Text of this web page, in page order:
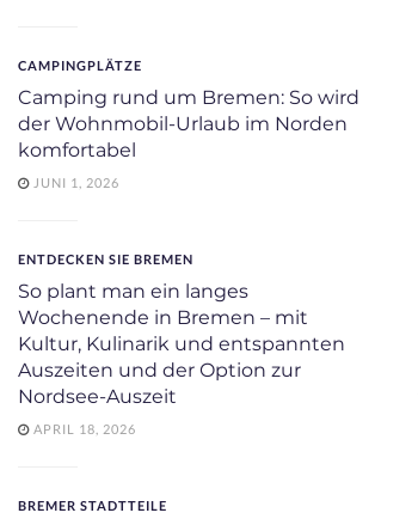
CAMPINGPLÄTZE
Camping rund um Bremen: So wird
der Wohnmobil-Urlaub im Norden
komfortabel
JUNI 1, 2026
ENTDECKEN SIE BREMEN
So plant man ein langes
Wochenende in Bremen – mit
Kultur, Kulinarik und entspannten
Auszeiten und der Option zur
Nordsee-Auszeit
APRIL 18, 2026
BREMER STADTTEILE